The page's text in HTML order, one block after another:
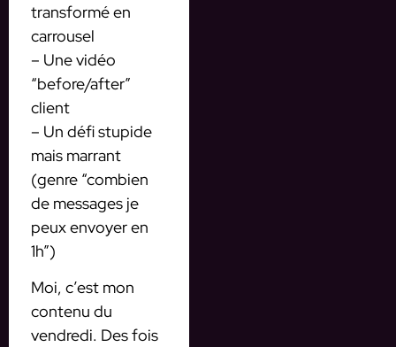
transformé en
carrousel
– Une vidéo
“before/after”
client
– Un défi stupide
mais marrant
(genre “combien
de messages je
peux envoyer en
1h”)
Moi, c’est mon
contenu du
vendredi. Des fois